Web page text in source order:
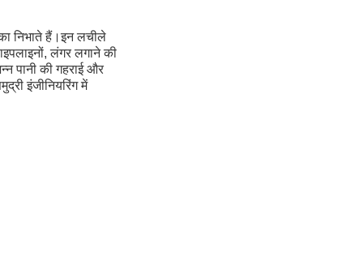
निभाते हैं।इन लचीले
लंगर लगाने की
पानी की गहराई और
इंजीनियरिंग में